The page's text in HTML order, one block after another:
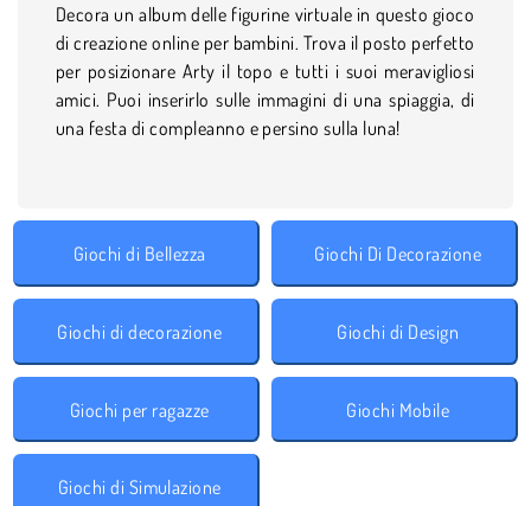
Decora un album delle figurine virtuale in questo gioco
di creazione online per bambini. Trova il posto perfetto
per posizionare Arty il topo e tutti i suoi meravigliosi
amici. Puoi inserirlo sulle immagini di una spiaggia, di
una festa di compleanno e persino sulla luna!
Giochi di Bellezza Giochi Di Decorazione
Giochi di decorazione Giochi di Design
Giochi per ragazze Giochi Mobile
Giochi di Simulazione